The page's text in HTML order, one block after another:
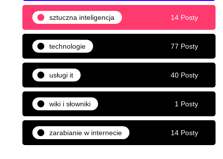
sztuczna inteligencja 14 Posty
technologie 77 Posty
usługi it 40 Posty
wiki i słowniki 1 Posty
zarabianie w internecie 14 Posty